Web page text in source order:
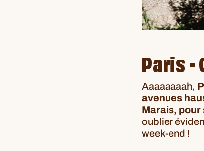
Paris -
Aaaaaaaah,
avenues
Marais, pour
oublier
week-end !